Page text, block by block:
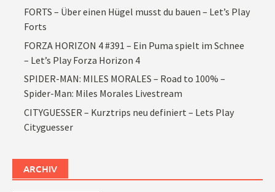
FORTS – Über einen Hügel musst du bauen – Let’s Play
Forts
FORZA HORIZON 4 #391 – Ein Puma spielt im Schnee
– Let’s Play Forza Horizon 4
SPIDER-MAN: MILES MORALES – Road to 100% –
Spider-Man: Miles Morales Livestream
CITYGUESSER – Kurztrips neu definiert – Lets Play
Cityguesser
ARCHIV